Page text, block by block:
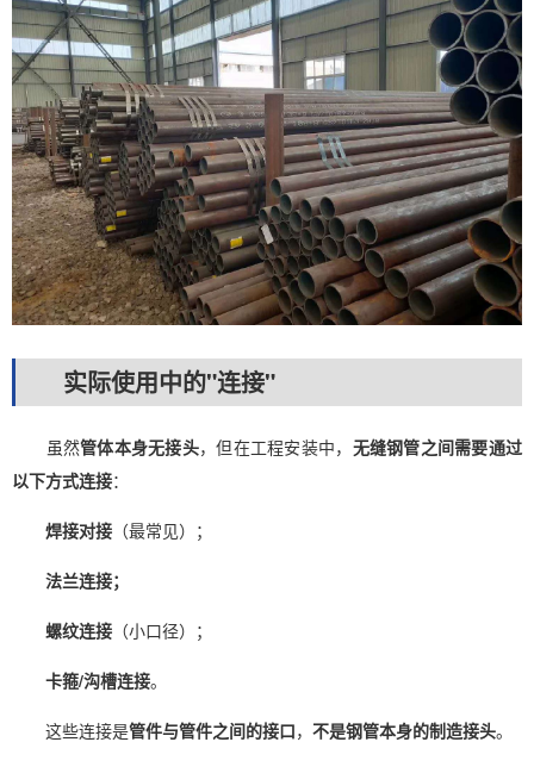
实际使用中的"连接"
虽然管体本身无接头，但在工程安装中， 无缝钢管之间需要通过
以下方式连接：
焊接对接 （最常见）；
法兰连接；
螺纹连接 （小口径）；
卡箍/沟槽连接。
这些连接是管件与管件之间的接口， 不是钢管本身的制造接头。